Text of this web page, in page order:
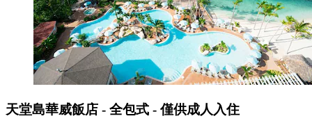
天堂島華威飯店 - 全包式 - 僅供成人入住